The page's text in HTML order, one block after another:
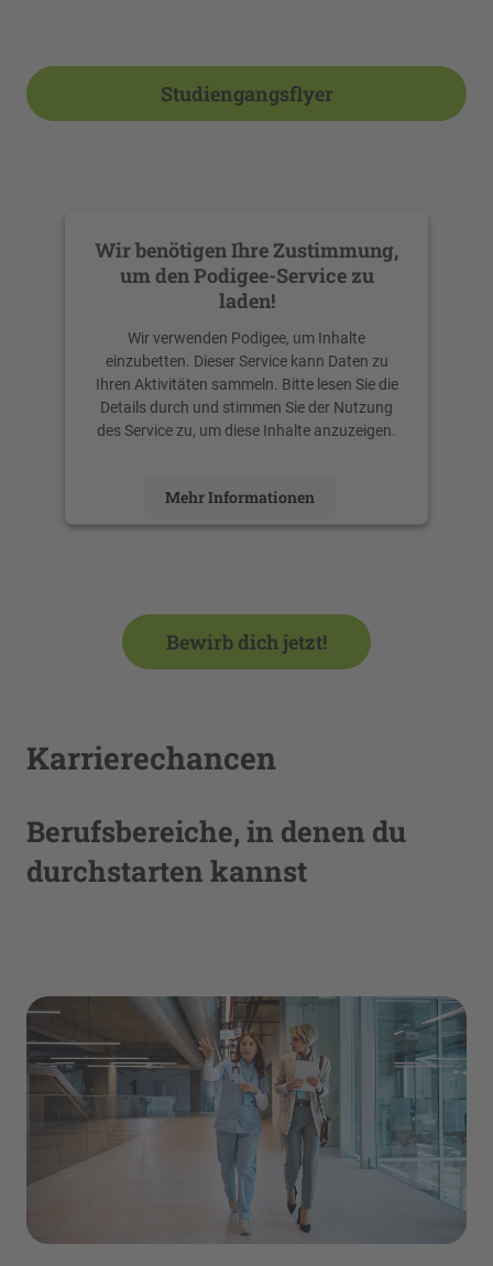
Studiengangsflyer
Wir benötigen Ihre Zustimmung,
um den Podigee-Service zu
laden!
Wir verwenden Podigee, um Inhalte
einzubetten. Dieser Service kann Daten zu
Ihren Aktivitäten sammeln. Bitte lesen Sie die
Details durch und stimmen Sie der Nutzung
des Service zu, um diese Inhalte anzuzeigen.
Mehr Informationen
Management Platform
Bewirb dich jetzt!
Karrierechancen
Berufsbereiche, in denen du
durchstarten kannst